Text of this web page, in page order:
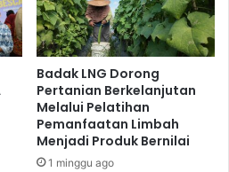
Badak LNG Dorong
Pertanian Berkelanjutan
Melalui Pelatihan
Pemanfaatan Limbah
Menjadi Produk Bernilai
1 minggu ago